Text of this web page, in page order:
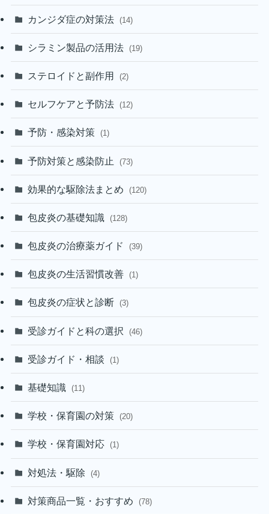
カンジダ症の対策法 (14)
シラミン製品の活用法 (19)
ステロイドと副作用 (2)
セルフケアと予防法 (12)
予防・感染対策 (1)
予防対策と感染防止 (73)
効果的な駆除法まとめ (120)
包皮炎の基礎知識 (128)
包皮炎の治療薬ガイド (39)
包皮炎の生活習慣改善 (1)
包皮炎の症状と診断 (3)
受診ガイドと科の選択 (46)
受診ガイド・相談 (1)
基礎知識 (11)
学校・保育園の対策 (20)
学校・保育園対応 (1)
対処法・駆除 (4)
対策商品一覧・おすすめ (78)